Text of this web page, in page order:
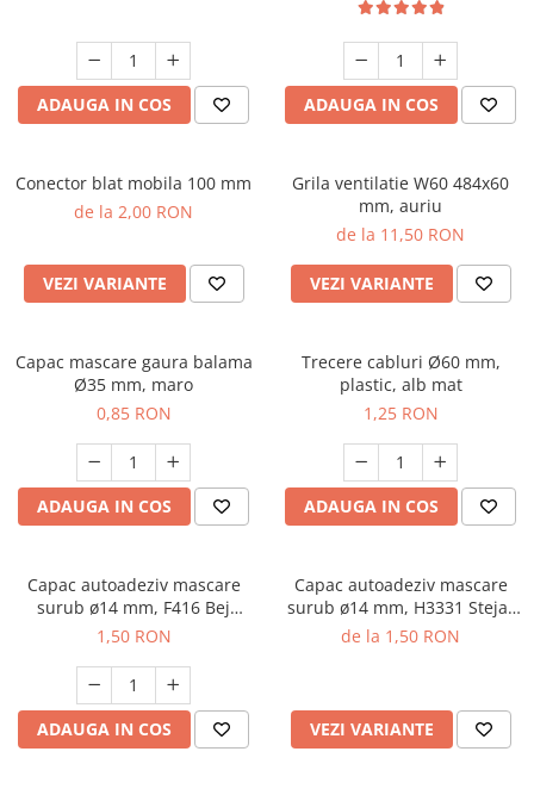
ADAUGA IN COS ADAUGA IN COS
Conector blat mobila 100 mm
de la 2,00 RON
VEZI VARIANTE
Grila ventilatie W60 484x60
mm, auriu
de la 11,50 RON
VEZI VARIANTE
Capac mascare gaura balama
Ø35 mm, maro
0,85 RON
ADAUGA IN COS
Trecere cabluri Ø60 mm,
plastic, alb mat
1,25 RON
ADAUGA IN COS
Capac autoadeziv mascare
surub ø14 mm, F416 Bej
Textil, folie 25 buc
1,50 RON
ADAUGA IN COS
Capac autoadeziv mascare
surub ø14 mm, H3331 Stejar
Nebraska natur, folie 25 buc
de la 1,50 RON
VEZI VARIANTE